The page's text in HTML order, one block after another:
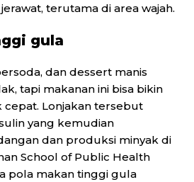
terutama di area wajah.
gula
dan dessert manis
tapi makanan ini bisa bikin
Lonjakan tersebut
yang kemudian
dan produksi minyak di
School of Public Health
pola makan tinggi gula